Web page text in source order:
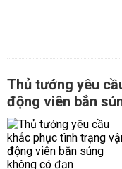
Thủ tướng yêu
động viên bắn